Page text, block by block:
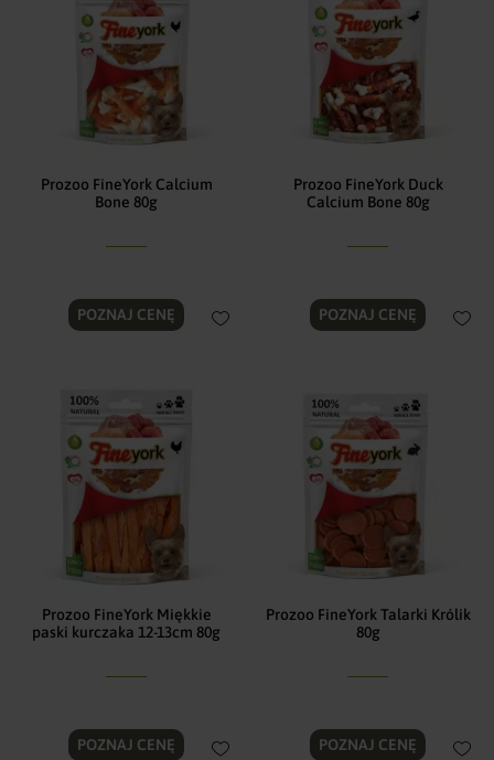
Prozoo FineYork Calcium
Bone 80g
POZNAJ CENĘ
Prozoo FineYork Duck
Calcium Bone 80g
POZNAJ CENĘ
Prozoo FineYork Miękkie
paski kurczaka 12-13cm 80g
POZNAJ CENĘ
Prozoo FineYork Talarki Królik
80g
POZNAJ CENĘ